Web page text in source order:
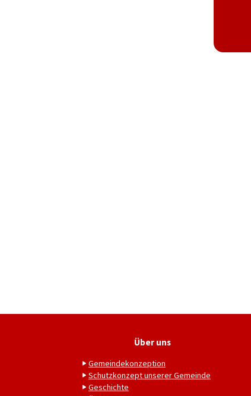
Über uns
Gemeindekonzeption
Schutzkonzept unserer Gemeinde
Geschichte